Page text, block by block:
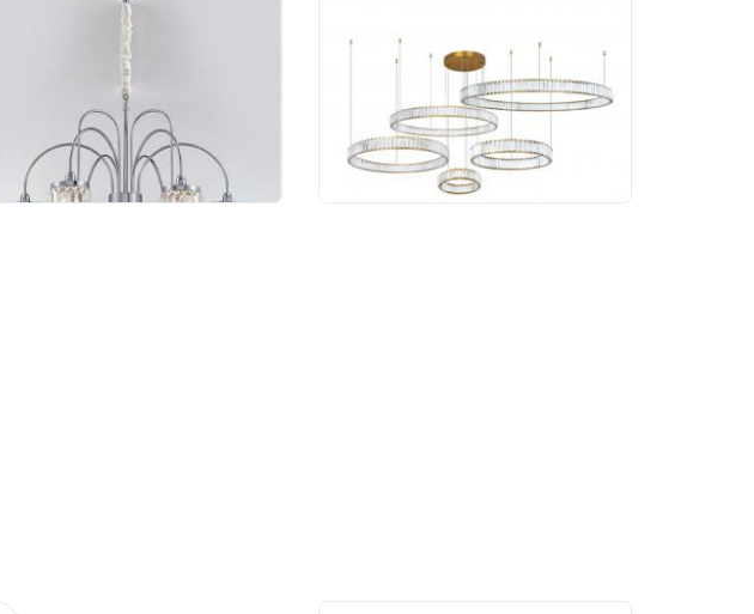
Подвесной светильник
Newport Renata 4506+3/C
82 399 руб.
Divinare Renata 1135/17
SP-195
192 990 руб.